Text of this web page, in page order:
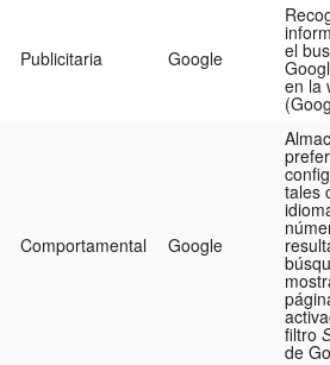
Publicitaria Google el
en la
Comportamental Google
tales
filtro
de